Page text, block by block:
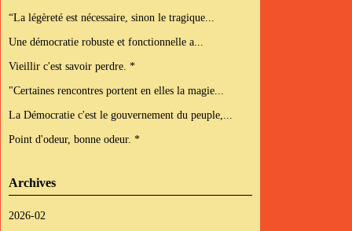
“La légèreté est nécessaire, sinon le tragique...
Une démocratie robuste et fonctionnelle a...
Vieillir c'est savoir perdre. *
"Certaines rencontres portent en elles la magie...
La Démocratie c'est le gouvernement du peuple,...
Point d'odeur, bonne odeur. *
Archives
2026-02